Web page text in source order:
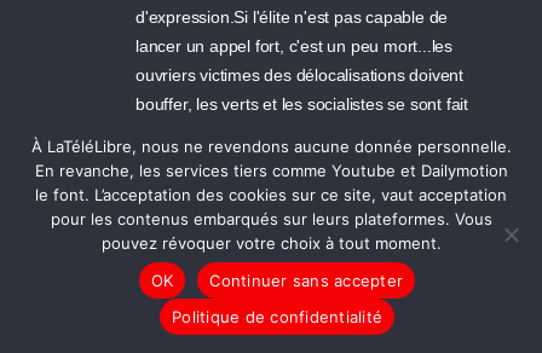
d'expression.Si l'élite n'est pas capable de
lancer un appel fort, c'est un peu mort...les
ouvriers victimes des délocalisations doivent
bouffer, les verts et les socialistes se sont fait
s'accorder (a priori) avec S, la gauche est à
fond de cale, les salariés de la classe
moyenne survivent de plus en plus, les
intermittents se bousculent au portillon du
cachet-cosette, quoi d'autres pour avoir
suffisamment de raisons à lancer une grande
marche populaire nationale?
À LaTéléLibre, nous ne revendons aucune donnée personnelle.
En revanche, les services tiers comme Youtube et Dailymotion
le font. L’acceptation des cookies sur ce site, vaut acceptation
pour les contenus embarqués sur leurs plateformes. Vous
pouvez révoquer votre choix à tout moment.
OK
Continuer sans accepter
Politique de confidentialité